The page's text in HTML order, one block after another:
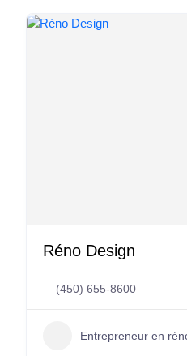
Réno Design
(450) 655-8600
Entrepreneur en